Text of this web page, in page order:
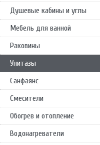
Душевые кабины и углы
Мебель для ванной
Раковины
Унитазы
Санфаянс
Смесители
Обогрев и отопление
Водонагреватели